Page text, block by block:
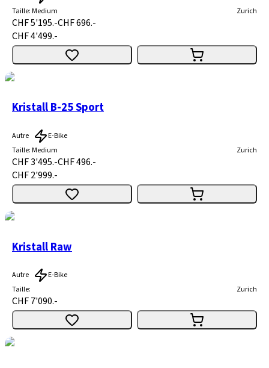
Taille:Medium Zurich
CHF 5'195.-CHF 696.-
CHF 4'499.-
Kristall B-25 Sport
Autre
E-Bike
Taille:Medium Zurich
CHF 3'495.-CHF 496.-
CHF 2'999.-
Kristall Raw
Autre
E-Bike
Taille: Zurich
CHF 7'090.-